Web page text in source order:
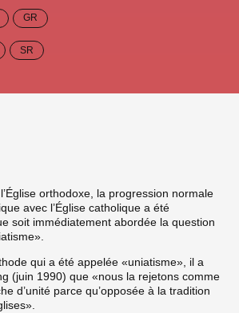
GR
SR
orthodoxe, la progression normale
avec l’Église catholique a été
soit immédiatement abordée la question
qui a été appelée «uniatisme», il a
(juin 1990) que «nous la rejetons comme
d’unité parce qu’opposée à la tradition